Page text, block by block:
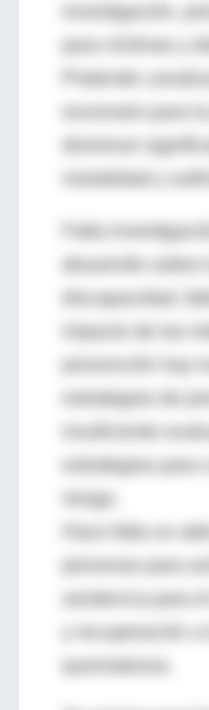
investigación,
disminuir
Falta
desarrollo sobre
discapacidad,
prevención hay
estrategias de
estrategias para
riesgo.
asistencia para
y recuperación